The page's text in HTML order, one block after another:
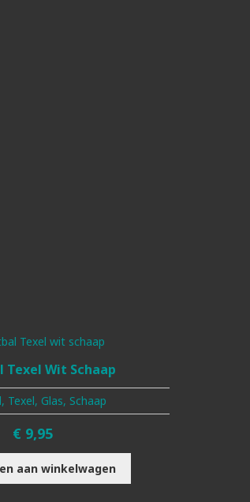
Texel Wit Schaap
Texel, Glas, Schaap
€ 9,95
aan winkelwagen